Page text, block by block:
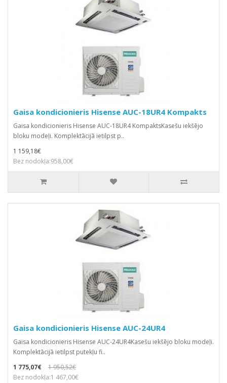
Gaisa kondicionieris Hisense AUC-18UR4 Kompakts
Gaisa kondicionieris Hisense AUC-18UR4 KompaktsKasešu iekšējo
bloku modeļi. Komplektācijā ietilpst p..
1 159,18€
Bez nodokļa:958,00€
Gaisa kondicionieris Hisense AUC-24UR4
Gaisa kondicionieris Hisense AUC-24UR4Kasešu iekšējo bloku modeļi.
Komplektācijā ietilpst putekļu fi..
1 775,07€
1 950,52€
Bez nodokļa:1 467,00€